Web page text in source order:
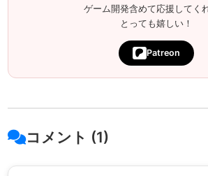
ゲーム開発含めて応援してく
とっても嬉しい！
Patreon
コメント (1)